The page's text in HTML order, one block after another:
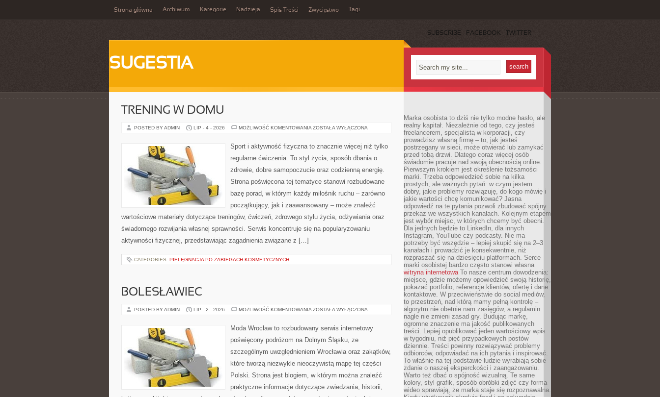
Strona główna Archiwum Kategorie Nadzieja Spis Treści Zwycięstwo Tagi
SUBSCRIBE FACEBOOK TWITTER
SUGESTIA
TRENING W DOMU
POSTED BY ADMIN LIP - 4 - 2026 MOŻLIWOŚĆ KOMENTOWANIA TRENING
ZOSTAŁA WYŁĄCZONA
Sport i aktywność fizyczna to znacznie więcej niż tylko
regularne ćwiczenia. To styl życia, sposób dbania o
zdrowie, dobre samopoczucie oraz codzienną energię.
Strona poświęcona tej tematyce stanowi rozbudowane
bazę porad, w którym każdy miłośnik ruchu – zarówno
początkujący, jak i zaawansowany – może znaleźć
wartościowe materiały dotyczące treningów, ćwiczeń, zdrowego stylu życia, odżywiania oraz
świadomego rozwijania własnej sprawności. Serwis koncentruje się na popularyzowaniu
aktywności fizycznej, przedstawiając zagadnienia związane z […]
CATEGORIES: PIELĘGNACJA PO ZABIEGACH KOSMETYCZNYCH
BOLESŁAWIEC
POSTED BY ADMIN LIP - 2 - 2026 MOŻLIWOŚĆ KOMENTOWANIA BOLESŁAWIEC
ZOSTAŁA WYŁĄCZONA
Moda Wrocław to rozbudowany serwis internetowy
poświęcony podróżom na Dolnym Śląsku, ze
szczególnym uwzględnieniem Wrocławia oraz zakątków,
które tworzą niezwykle nieoczywistą mapę tej części
Polski. Strona jest blogiem, w którym można znaleźć
praktyczne informacje dotyczące zwiedzania, historii,
Marka osobista to dziś nie tylko modne hasło, ale
realny kapitał. Niezależnie od tego, czy jesteś
freelancerem, specjalistą w korporacji, czy
prowadzisz własną firmę – to, jak jesteś
postrzegany w sieci, może otwierać lub zamykać
przed tobą drzwi. Dlatego coraz więcej osób
świadomie pracuje nad swoją obecnością online.
Pierwszym krokiem jest określenie tożsamości
marki. Trzeba odpowiedzieć sobie na kilka
prostych, ale ważnych pytań: w czym jestem
dobry, jakie problemy rozwiązuję, do kogo mówię i
jakie wartości chcę komunikować? Jasna
odpowiedź na te pytania pozwoli zbudować spójny
przekaz we wszystkich kanałach. Kolejnym etapem
jest wybór miejsc, w których chcemy być obecni.
Dla jednych będzie to LinkedIn, dla innych
Instagram, YouTube czy podcasty. Nie ma
potrzeby być wszędzie – lepiej skupić się na 2–3
kanałach i prowadzić je konsekwentnie, niż
rozpraszać się na dziesięciu platformach. Serce
marki osobistej bardzo często stanowi własna
witryna internetowaTo nasze centrum dowodzenia:
miejsce, gdzie możemy opowiedzieć swoją historię,
pokazać portfolio, referencje klientów, ofertę i dane
kontaktowe. W przeciwieństwie do social mediów,
to przestrzeń, nad którą mamy pełną kontrolę –
algorytm nie obetnie nam zasięgów, a regulamin
nagle nie zmieni zasad gry. Budując markę,
ogromne znaczenie ma jakość publikowanych
treści. Lepiej opublikować jeden wartościowy wpis
w tygodniu, niż pięć przypadkowych postów
dziennie. Treści powinny rozwiązywać problemy
odbiorców, odpowiadać na ich pytania i inspirować.
To właśnie na tej podstawie ludzie wyrabiają sobie
zdanie o naszej eksperckości i zaangażowaniu.
Warto też dbać o spójność wizualną. Te same
kolory, styl grafik, sposób obróbki zdjęć czy forma
wideo sprawiają, że marka staje się rozpoznawalna.